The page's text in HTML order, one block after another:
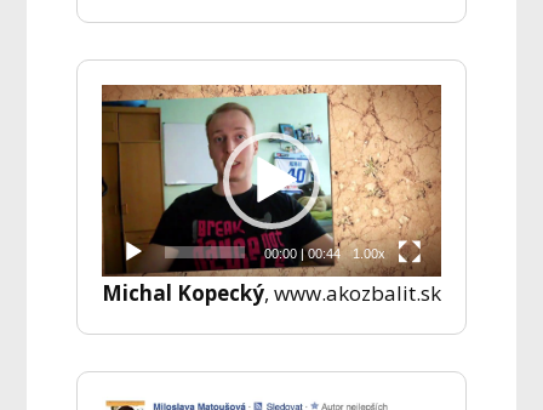
Video
přehrávač
00:00 |00:44 1.00x
Michal Kopecký, www.akozbalit.sk